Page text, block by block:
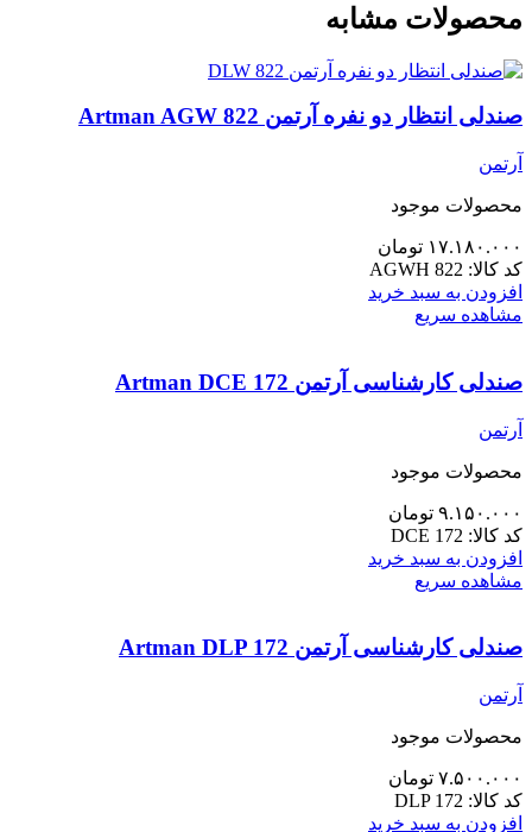
محصولات مشابه
صندلی انتظار دو نفره آرتمن Artman AGW 822
آرتمن
محصولات موجود
۱۷.۱۸۰.۰۰۰ تومان
کد کالا: AGWH 822
افزودن به سبد خرید
مشاهده سریع
صندلی کارشناسی آرتمن Artman DCE 172
آرتمن
محصولات موجود
۹.۱۵۰.۰۰۰ تومان
کد کالا: DCE 172
افزودن به سبد خرید
مشاهده سریع
صندلی کارشناسی آرتمن Artman DLP 172
آرتمن
محصولات موجود
۷.۵۰۰.۰۰۰ تومان
کد کالا: DLP 172
افزودن به سبد خرید